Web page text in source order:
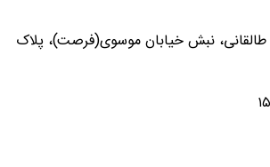
طالقانی، نبش خیابان موسوی(فرصت)، پلاک